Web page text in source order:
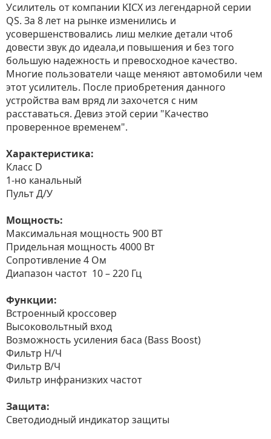
Усилитель от компании KICX из легендарной серии
QS. За 8 лет на рынке изменились и
усовершенствовались лиш мелкие детали чтоб
довести звук до идеала,и повышения и без того
большую надежность и превосходное качество.
Многие пользователи чаще меняют автомобили чем
этот усилитель. После приобретения данного
устройства вам вряд ли захочется с ним
расставаться. Девиз этой серии "Качество
проверенное временем".
Характеристика:
Класс D
1-но канальный
Пульт Д/У
Мощность:
Максимальная мощность 900 ВТ
Придельная мощность 4000 Вт
Сопротивление 4 Ом
Диапазон частот 10 – 220 Гц
Функции:
Встроенный кроссовер
Высоковольтный вход
Возможность усиления баса (Bass Boost)
Фильтр Н/Ч
Фильтр В/Ч
Фильтр инфранизких частот
Защита:
Светодиодный индикатор защиты